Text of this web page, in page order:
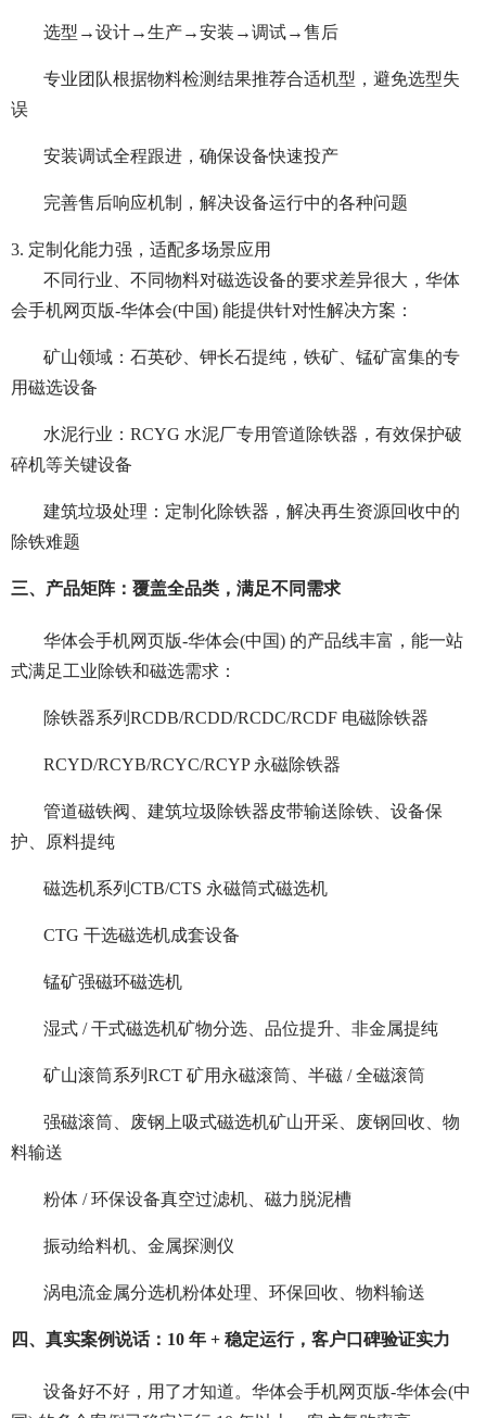
选型→设计→生产→安装→调试→售后
专业团队根据物料检测结果推荐合适机型，避免选型失
误
安装调试全程跟进，确保设备快速投产
完善售后响应机制，解决设备运行中的各种问题
3. 定制化能力强，适配多场景应用
不同行业、不同物料对磁选设备的要求差异很大，华体
会手机网页版-华体会(中国) 能提供针对性解决方案：
矿山领域：石英砂、钾长石提纯，铁矿、锰矿富集的专
用磁选设备
水泥行业：RCYG 水泥厂专用管道除铁器，有效保护破
碎机等关键设备
建筑垃圾处理：定制化除铁器，解决再生资源回收中的
除铁难题
三、产品矩阵：覆盖全品类，满足不同需求
华体会手机网页版-华体会(中国) 的产品线丰富，能一站
式满足工业除铁和磁选需求：
除铁器系列RCDB/RCDD/RCDC/RCDF 电磁除铁器
RCYD/RCYB/RCYC/RCYP 永磁除铁器
管道磁铁阀、建筑垃圾除铁器皮带输送除铁、设备保
护、原料提纯
磁选机系列CTB/CTS 永磁筒式磁选机
CTG 干选磁选机成套设备
锰矿强磁环磁选机
湿式 / 干式磁选机矿物分选、品位提升、非金属提纯
矿山滚筒系列RCT 矿用永磁滚筒、半磁 / 全磁滚筒
强磁滚筒、废钢上吸式磁选机矿山开采、废钢回收、物
料输送
粉体 / 环保设备真空过滤机、磁力脱泥槽
振动给料机、金属探测仪
涡电流金属分选机粉体处理、环保回收、物料输送
四、真实案例说话：10 年 + 稳定运行，客户口碑验证实力
设备好不好，用了才知道。华体会手机网页版-华体会(中